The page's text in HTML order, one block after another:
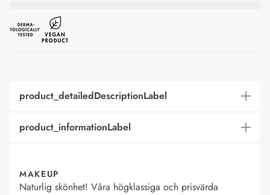
product_detailedDescriptionLabel
product_informationLabel
MAKEUP
Naturlig skönhet! Våra högklassiga och prisvärda